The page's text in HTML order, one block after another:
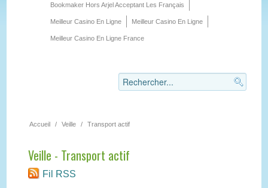
Bookmaker Hors Arjel Acceptant Les Français
Meilleur Casino En Ligne Meilleur Casino En Ligne
Meilleur Casino En Ligne France
Accueil / Veille / Transport actif
Veille - Transport actif
Fil RSS